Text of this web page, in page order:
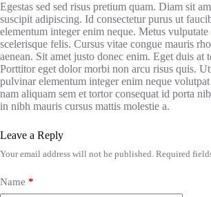
Egestas sed sed risus pretium quam. Diam sit
suscipit adipiscing. Id consectetur purus ut
elementum integer enim neque. Metus vulputate
scelerisque felis. Cursus vitae congue mauris
aenean. Sit amet justo donec enim. Eget duis at
Porttitor eget dolor morbi non arcu risus quis.
pulvinar elementum integer enim neque
nam aliquam sem et tortor consequat id porta
in nibh mauris cursus mattis molestie a.
Leave a Reply
Your email address will not be published. Required
Name *